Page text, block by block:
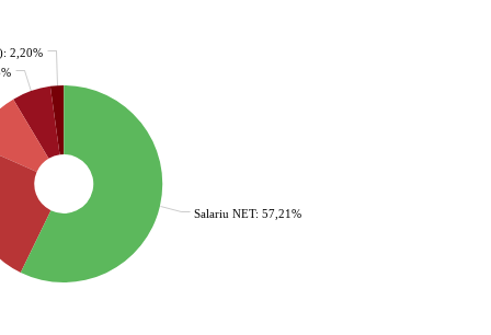
Salariu NET: 57,21%
2,20%